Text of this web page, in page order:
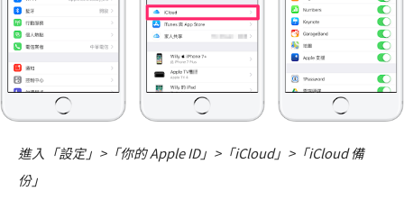
進入「設定」>「你的 Apple ID」>「iCloud」>「iCloud 備
份」